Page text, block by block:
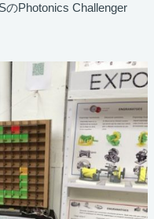
のPhotonics Challenger